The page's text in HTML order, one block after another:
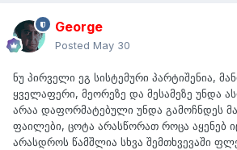
George
Posted May 30
ნუ პირველი ეგ სისტემური პარტიშენია,
ყველაფერი, მეორეზე და მესამეზე უნდა
არაა დაფორმატებული უნდა გამოჩნდეს
ფაილები, ცოტა არასწორათ როცა აყენებ
არასდროს წამშლია სხვა შემთხვევაში